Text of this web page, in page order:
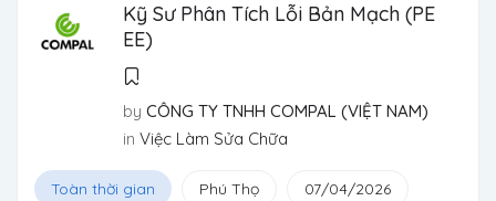
Kỹ Sư Phân Tích Lỗi Bản Mạch (PE
EE)
by CÔNG TY TNHH COMPAL (VIỆT NAM)
in Việc Làm Sửa Chữa
Toàn thời gian Phú Thọ 07/04/2026